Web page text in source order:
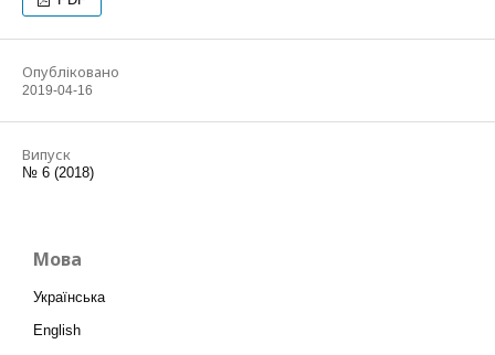
Опубліковано
2019-04-16
Випуск
№ 6 (2018)
Мова
Українська
English